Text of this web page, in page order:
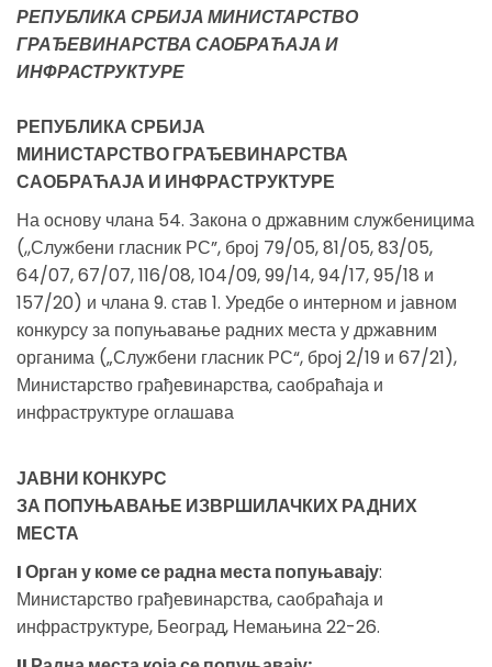
РЕПУБЛИКА СРБИЈА МИНИСТАРСТВО
ГРАЂЕВИНАРСТВА САОБРАЋАЈА И
ИНФРАСТРУКТУРЕ
РЕПУБЛИКА СРБИЈА
МИНИСТАРСТВО ГРАЂЕВИНАРСТВА
САОБРАЋАЈА И ИНФРАСТРУКТУРЕ
На основу члана 54. Закона о државним службеницима
(,,Службени гласник РС”, број 79/05, 81/05, 83/05,
64/07, 67/07, 116/08, 104/09, 99/14, 94/17, 95/18 и
157/20) и члана 9. став 1. Уредбе о интерном и јавном
конкурсу за попуњавање радних места у државним
органима („Службени гласник РС“, брoj 2/19 и 67/21),
Министарство грађевинарства, саобраћаја и
инфраструктуре оглашава
ЈАВНИ КОНКУРС
ЗА ПОПУЊАВАЊЕ ИЗВРШИЛАЧКИХ РАДНИХ
МЕСТА
I Орган у коме се радна места попуњавају:
Министарство грађевинарства, саобраћаја и
инфраструктуре, Београд, Немањина 22-26.